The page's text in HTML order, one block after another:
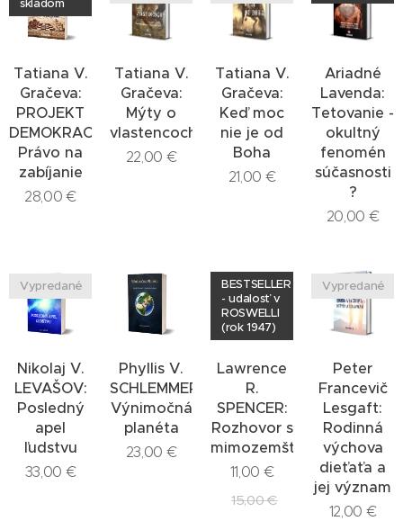
Tatiana V.
Gračeva:
PROJEKT
DEMOKRACIA:
Právo na
zabíjanie
28,00 €
Tatiana V.
Gračeva:
Mýty o
vlastencoch
22,00 €
Tatiana V.
Gračeva:
Keď moc
nie je od
Boha
21,00 €
Ariadné
Lavenda:
Tetovanie -
okultný
fenomén
súčasnosti
?
20,00 €
Nikolaj V.
LEVAŠOV:
Posledný
apel
ľudstvu
Vypredané
33,00 €
Phyllis V.
SCHLEMMER:
Výnimočná
planéta
23,00 €
Lawrence
R.
SPENCER:
Rozhovor s
mimozemštanom
BESTSELLER
- udalosť v
ROSWELLI
(rok 1947)
11,00 €
15,00€
Peter
Francevič
Lesgaft:
Rodinná
výchova
dieťaťa a
jej význam
Vypredané
12,00 €